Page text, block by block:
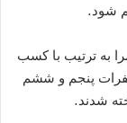
شود.
به ترتیب با کسب
رأی به عنوان نفرات پنجم و ششم
شدند.